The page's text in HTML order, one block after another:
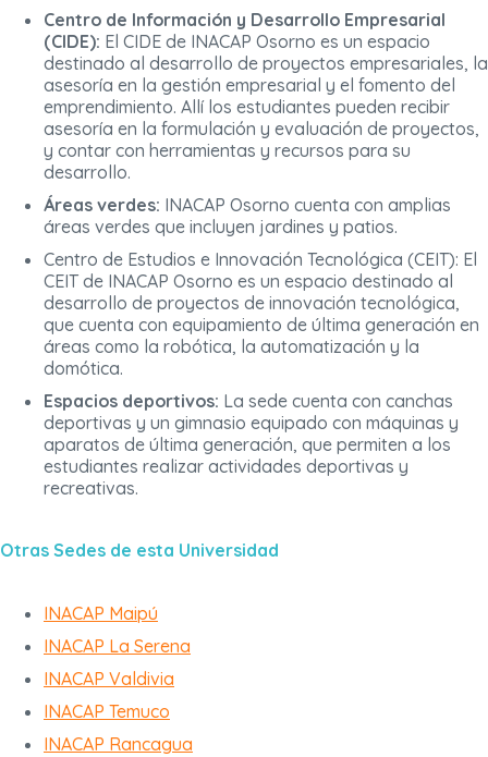
Centro de Información y Desarrollo Empresarial
(CIDE): El CIDE de INACAP Osorno es un espacio
destinado al desarrollo de proyectos empresariales, la
asesoría en la gestión empresarial y el fomento del
emprendimiento. Allí los estudiantes pueden recibir
asesoría en la formulación y evaluación de proyectos,
y contar con herramientas y recursos para su
desarrollo.
Áreas verdes: INACAP Osorno cuenta con amplias
áreas verdes que incluyen jardines y patios.
Centro de Estudios e Innovación Tecnológica (CEIT): El
CEIT de INACAP Osorno es un espacio destinado al
desarrollo de proyectos de innovación tecnológica,
que cuenta con equipamiento de última generación en
áreas como la robótica, la automatización y la
domótica.
Espacios deportivos: La sede cuenta con canchas
deportivas y un gimnasio equipado con máquinas y
aparatos de última generación, que permiten a los
estudiantes realizar actividades deportivas y
recreativas.
Otras Sedes de esta Universidad
INACAP Maipú
INACAP La Serena
INACAP Valdivia
INACAP Temuco
INACAP Rancagua